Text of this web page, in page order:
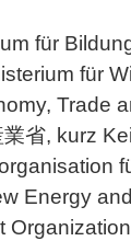
für
für
Trade
省, kurz
Energy